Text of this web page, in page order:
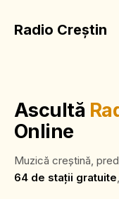
Radio Creștin
Ascultă
Online
Muzică creștină,
64 de stații gratuite